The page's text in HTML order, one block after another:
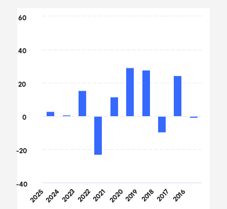
The chart has 1 Y axis displaying values. Data ranges from -
20252024202320222021 20202019 20182017 2016
-40
-20
0
20
40
60